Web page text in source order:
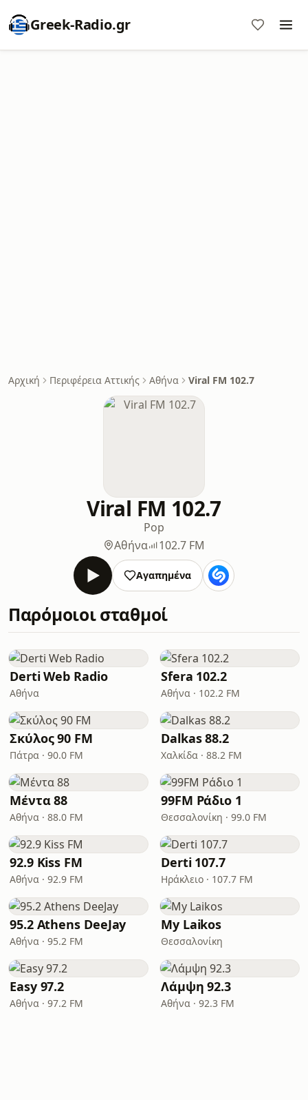
Greek-Radio.gr
Αρχική Περιφέρεια Αττικής Αθήνα Viral FM 102.7
Viral FM 102.7
Pop
Αθήνα
102.7 FM
Αγαπημένα
Παρόμοιοι σταθμοί
Derti Web Radio
Αθήνα
Sfera 102.2
Αθήνα · 102.2 FM
Σκύλος 90 FM
Πάτρα · 90.0 FM
Dalkas 88.2
Χαλκίδα · 88.2 FM
Μέντα 88
Αθήνα · 88.0 FM
99FM Ράδιο 1
Θεσσαλονίκη · 99.0 FM
92.9 Kiss FM
Αθήνα · 92.9 FM
Derti 107.7
Ηράκλειο · 107.7 FM
95.2 Athens DeeJay
Αθήνα · 95.2 FM
My Laikos
Θεσσαλονίκη
Easy 97.2
Αθήνα · 97.2 FM
Λάμψη 92.3
Αθήνα · 92.3 FM